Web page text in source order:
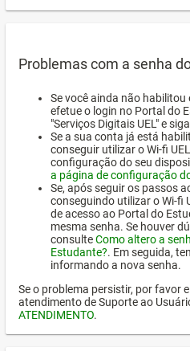
Problemas com a senha
Se você ainda não habilitou
efetue o login no Portal do
"Serviços Digitais UEL" e
Se a sua conta já está
conseguir utilizar o Wi-fi
configuração do seu
a página de configuração do
Se, após seguir os passos
conseguindo utilizar o Wi-fi
de acesso ao Portal do
mesma senha. Se houver
consulteComo altero a
Estudante?. Em seguida,
informando a nova senha.
Se o problema persistir, por favor
atendimento de Suporte ao
ATENDIMENTO.